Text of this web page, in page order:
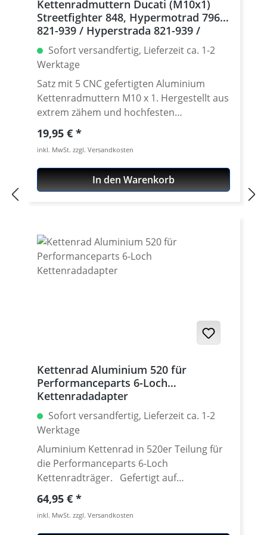
Kettenradmuttern Ducati (M10x1)
Streetfighter 848, Hypermotrad 796-
821-939 / Hyperstrada 821-939 /
Desmosedici RR, 5 | silber
Sofort versandfertig, Lieferzeit ca. 1-2
Werktage
Satz mit 5 CNC gefertigten Aluminium
Kettenradmuttern M10 x 1. Hergestellt aus
extrem zähem und hochfesten
Kontruktionsaluminium 7075 T6. In
verschíedenen Farben lieferbar Gefertigt
auch modernen CNC Maschinen - Made in
Germany. · Material : 7075-T6 · Gewinde :
M10 x 1 · Schlüsselweite : 15 · Gewicht : 4
Performanceparts Set mit 5 Stück für :
Streetfighter 848, Hypermotrad 796-821-
939 / Hyperstrada 821-939 / Desmosedici
Regulärer Preis:
19,95 €
inkl. MwSt. zzgl. Versandkosten
In den Warenkorb
Kettenrad Aluminium 520 für
Performanceparts 6-Loch
Kettenradadapter
Sofort versandfertig, Lieferzeit ca. 1-2
Werktage
Aluminium Kettenrad in 520er Teilung für
die Performanceparts 6-Loch
Kettenradträger. Gefertigt auf
modensten CNC Maschinen aus
hochfestem und extrem zähen
Luftfahrtaluminium 7075 T6. Lieferbar in
Regulärer Preis:
64,95 €
inkl. MwSt. zzgl. Versandkosten